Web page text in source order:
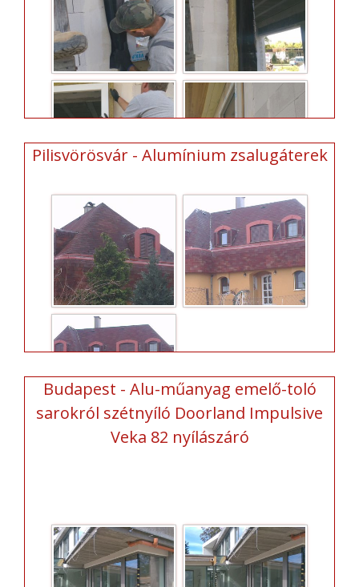
Pilisvörösvár - Alumínium zsalugáterek
Budapest - Alu-műanyag emelő-toló
sarokról szétnyíló Doorland Impulsive
Veka 82 nyílászáró